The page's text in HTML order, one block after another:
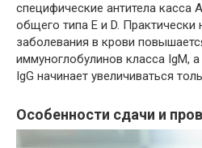
специфические антитела касса
общего типа E и D. Практически
заболевания в крови
иммуноглобулинов класса IgM,
IgG начинает увеличиваться
Особенности сдачи и